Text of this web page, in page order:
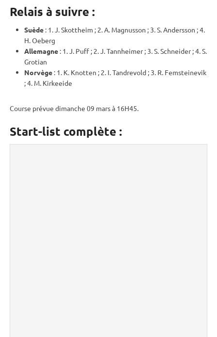
Relais à suivre :
Suède : 1. J. Skottheim ; 2. A. Magnusson ; 3. S. Andersson ; 4.
H. Oeberg
Allemagne : 1. J. Puff ; 2. J. Tannheimer ; 3. S. Schneider ; 4. S.
Grotian
Norvège : 1. K. Knotten ; 2. I. Tandrevold ; 3. R. Femsteinevik
; 4. M. Kirkeeide
Course prévue dimanche 09 mars à 16H45.
Start-list complète :